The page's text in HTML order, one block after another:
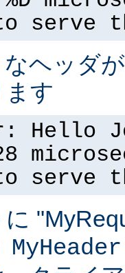
to serve
なヘッダ
す
Hello
to serve
に
MyHeader